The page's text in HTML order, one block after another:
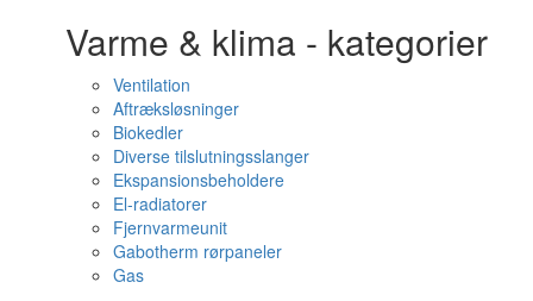
Varme & klima - kategorier
Ventilation
Aftræksløsninger
Biokedler
Diverse tilslutningsslanger
Ekspansionsbeholdere
El-radiatorer
Fjernvarmeunit
Gabotherm rørpaneler
Gas